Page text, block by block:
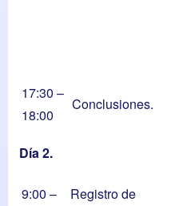
17:30 –
18:00
Conclusiones.
Día2.
9:00 –
Registro de